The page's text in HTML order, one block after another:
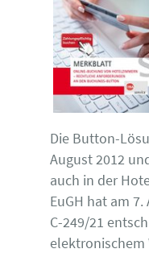
Die Button-
August 2012
auch in der
EuGH hat am
C-249/21
elektronischem